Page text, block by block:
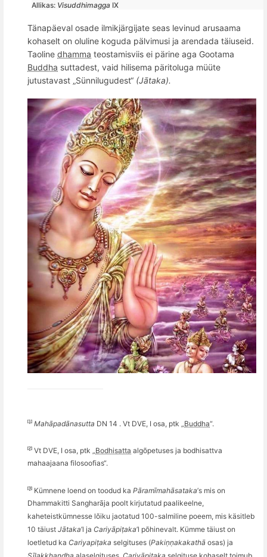
Allikas: Visuddhimagga IX
Tänapäeval osade ilmikjärgijate seas levinud arusaama
kohaselt on oluline koguda pälvimusi ja arendada täiuseid.
Taoline dhamma teostamisviis ei pärine aga Gootama
Buddha suttadest, vaid hilisema päritoluga müüte
jutustavast „Sünnilugudest“ (Jātaka).
[1] Mahāpadānasutta DN 14 . Vt DVE, I osa, ptk „ Buddha“.
[2] Vt DVE, I osa, ptk „ Bodhisatta algõpetuses ja bodhisattva
mahaajaana filosoofias“.
[3] Kümnene loend on toodud ka Pāramīmahāsataka’s mis on
Dhammakitti Sangharāja poolt kirjutatud paalikeelne,
kaheteistkümnesse lõiku jaotatud 100-salmiline poeem, mis käsitleb
10 täiust Jātaka’l ja Cariyāpiṭaka’l põhinevalt. Kümme täiust on
loetletud ka Cariyapiṭaka selgituses (Pakiṇṇakakathā osas) ja